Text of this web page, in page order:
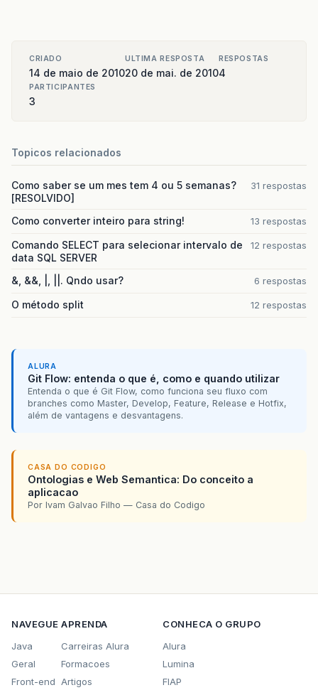
CRIADO
14 de maio de 2010
ULTIMA RESPOSTA
20 de mai. de 2010
RESPOSTAS
4
PARTICIPANTES
3
Topicos relacionados
Como saber se um mes tem 4 ou 5 semanas?
[RESOLVIDO]
31 respostas
Como converter inteiro para string! 13 respostas
Comando SELECT para selecionar intervalo de
data SQL SERVER
12 respostas
&, &&, |, ||. Qndo usar? 6 respostas
O método split 12 respostas
ALURA
Git Flow: entenda o que é, como e quando utilizar
Entenda o que é Git Flow, como funciona seu fluxo com
branches como Master, Develop, Feature, Release e Hotfix,
além de vantagens e desvantagens.
CASA DO CODIGO
Ontologias e Web Semantica: Do conceito a
aplicacao
Por Ivam Galvao Filho — Casa do Codigo
NAVEGUE
Java
Geral
Front-end
APRENDA
Carreiras Alura
Formacoes
Artigos
CONHECA O GRUPO
Alura
Lumina
FIAP